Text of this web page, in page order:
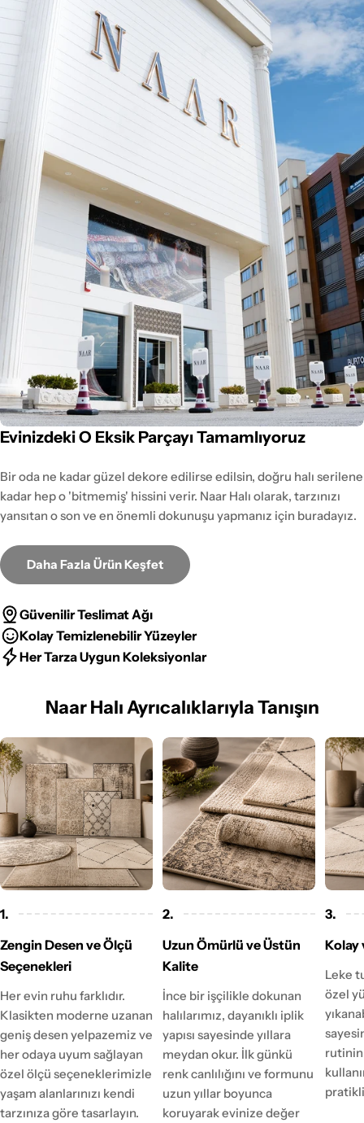
Evinizdeki O Eksik Parçayı Tamamlıyoruz
Bir oda ne kadar güzel dekore edilirse edilsin, doğru halı serilene
kadar hep o 'bitmemiş' hissini verir. Naar Halı olarak, tarzınızı
yansıtan o son ve en önemli dokunuşu yapmanız için buradayız.
Daha Fazla Ürün Keşfet
Güvenilir Teslimat Ağı
Kolay Temizlenebilir Yüzeyler
Her Tarza Uygun Koleksiyonlar
Naar Halı Ayrıcalıklarıyla Tanışın
1.
Zengin Desen ve Ölçü
Seçenekleri
Her evin ruhu farklıdır.
Klasikten moderne uzanan
geniş desen yelpazemiz ve
her odaya uyum sağlayan
özel ölçü seçeneklerimizle
yaşam alanlarınızı kendi
tarzınıza göre tasarlayın.
2.
Uzun Ömürlü ve Üstün
Kalite
İnce bir işçilikle dokunan
halılarımız, dayanıklı iplik
yapısı sayesinde yıllara
meydan okur. İlk günkü
renk canlılığını ve formunu
uzun yıllar boyunca
koruyarak evinize değer
3.
Kolay
Leke
özel